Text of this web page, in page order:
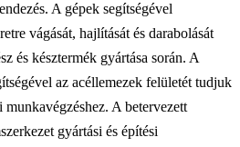
A gépek segítségével
vágását, hajlítását és darabolását
és késztermék gyártása során. A
az acéllemezek felületét tudjuk
A betervezett
gyártási és építési